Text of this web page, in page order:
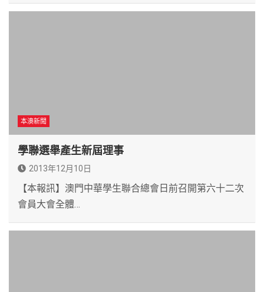
本澳新聞
學聯選舉產生新屆理事
2013年12月10日
【本報訊】澳門中華學生聯合總會日前召開第六十二次
會員大會全體…